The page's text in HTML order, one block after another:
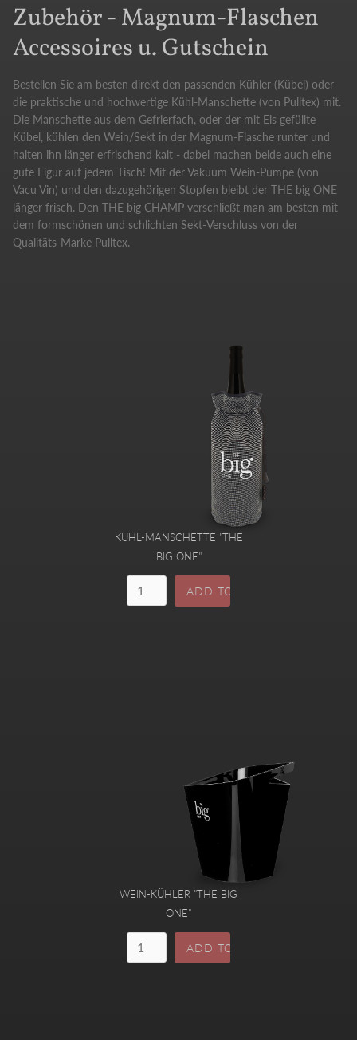
Zubehör - Magnum-Flaschen
Accessoires u. Gutschein
Bestellen Sie am besten direkt den passenden Kühler (Kübel) oder
die praktische und hochwertige Kühl-Manschette (von Pulltex) mit.
Die Manschette aus dem Gefrierfach, oder der mit Eis gefüllte
Kübel, kühlen den Wein/Sekt in der Magnum-Flasche runter und
halten ihn länger erfrischend kalt - dabei machen beide auch eine
gute Figur auf jedem Tisch! Mit der Vakuum Wein-Pumpe (von
Vacu Vin) und den dazugehörigen Stopfen bleibt der THE big ONE
länger frisch. Den THE big CHAMP verschließt man am besten mit
dem formschönen und schlichten Sekt-Verschluss von der
Qualitäts-Marke Pulltex.
KÜHL-MANSCHETTE "THE
BIG ONE"
WEIN-KÜHLER "THE BIG
ONE"